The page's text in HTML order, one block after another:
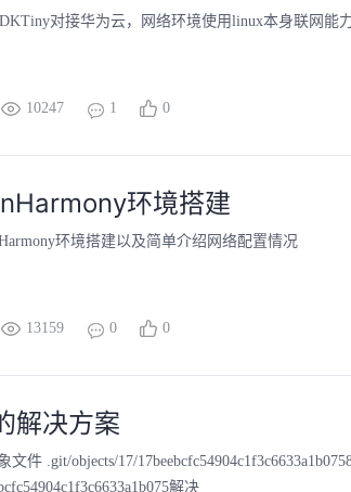
对接华为云，网络环境使用linux本身联网能力
10247 1 0
环境搭建
环境搭建以及简单介绍网络配置情况
13159 0 0
解决方案
.git/objects/17/
解决